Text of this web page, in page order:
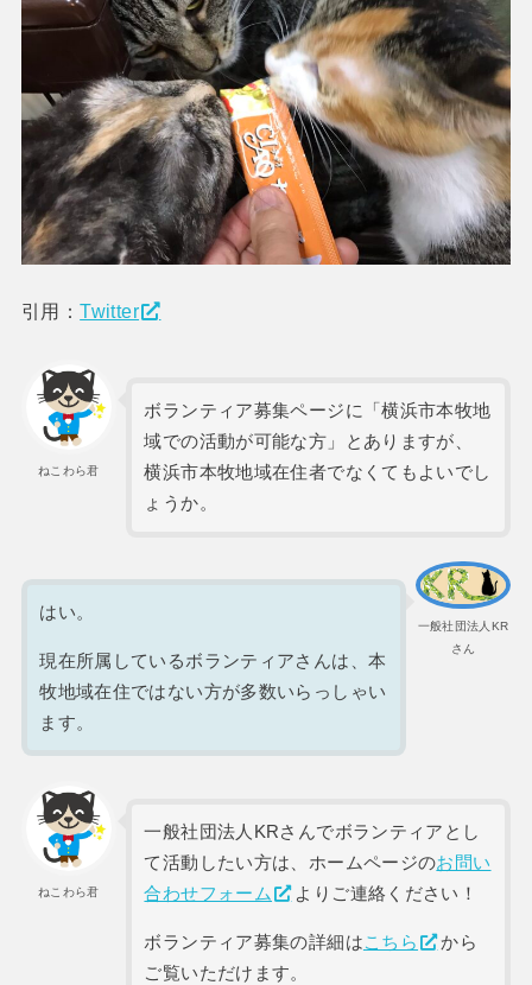
引用：Twitter
ねこわら君
ボランティア募集ページに「横浜市本牧地
域での活動が可能な方」とありますが、
横浜市本牧地域在住者でなくてもよいでし
ょうか。
一般社団法人KR
さん
はい。
現在所属しているボランティアさんは、本
牧地域在住ではない方が多数いらっしゃい
ます。
ねこわら君
一般社団法人KRさんでボランティアとし
て活動したい方は、ホームページのお問い
合わせフォーム
よりご連絡ください！
ボランティア募集の詳細はこちら
から
ご覧いただけます。